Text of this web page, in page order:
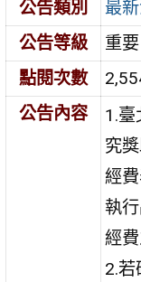
公告類別
最
公告等級
重要
點閱次數
公告內容
1.
究
經
執
經
2.